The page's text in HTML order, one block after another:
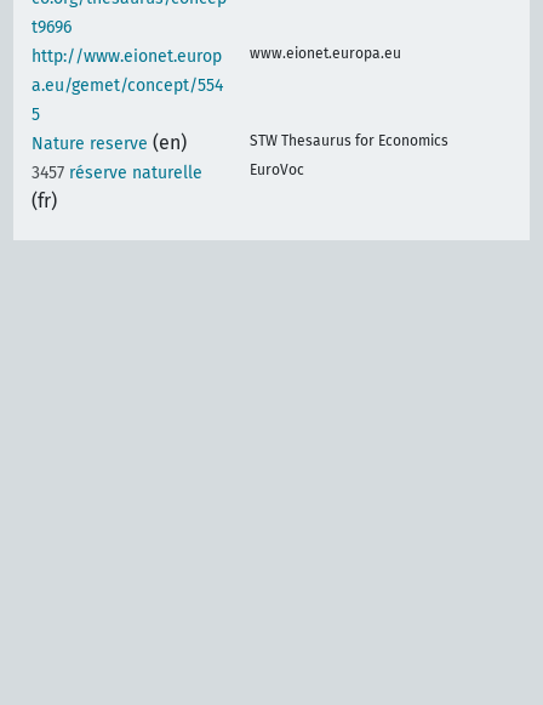
t9696
http://www.eionet.europ
a.eu/gemet/concept/554
5
www.eionet.europa.eu
Nature reserve (en) STW Thesaurus for Economics
3457 réserve naturelle
(fr)
EuroVoc